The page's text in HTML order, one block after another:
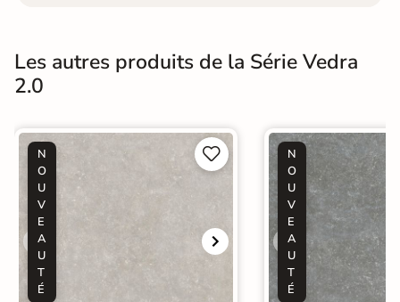
Les autres produits de la Série Vedra
2.0
N
O
U
V
E
A
U
T
É


N
O
U
V
E
A
U
T
É